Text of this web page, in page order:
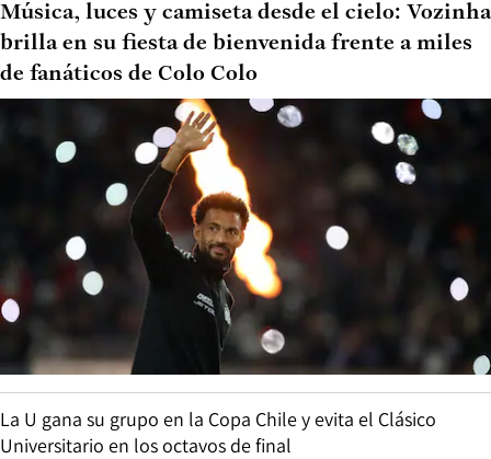
Música, luces y camiseta desde el cielo: Vozinha
brilla en su fiesta de bienvenida frente a miles
de fanáticos de Colo Colo
La U gana su grupo en la Copa Chile y evita el Clásico
Universitario en los octavos de final